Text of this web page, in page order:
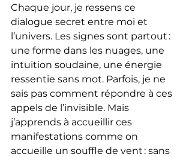
Chaque jour, je ressens ce
dialogue secret entre moi et
l’univers. Les signes sont partout :
une forme dans les nuages, une
intuition soudaine, une énergie
ressentie sans mot. Parfois, je ne
sais pas comment répondre à ces
appels de l’invisible. Mais
j’apprends à accueillir ces
manifestations comme on
accueille un souffle de vent : sans